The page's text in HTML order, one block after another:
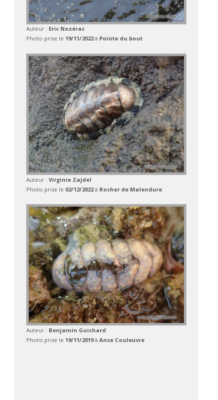
Auteur : Eric Nozérac
Photo prise le 19/11/2022à Pointe du bout
Auteur : Virginie Zajdel
Photo prise le 02/12/2022à Rocher de Malendure
Auteur : Benjamin Guichard
Photo prise le 19/11/2019à Anse Couleuvre